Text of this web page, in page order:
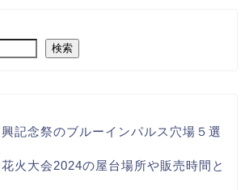
検索
記念祭のブルーインパルス穴場５選
火大会2024の屋台場所や販売時間と